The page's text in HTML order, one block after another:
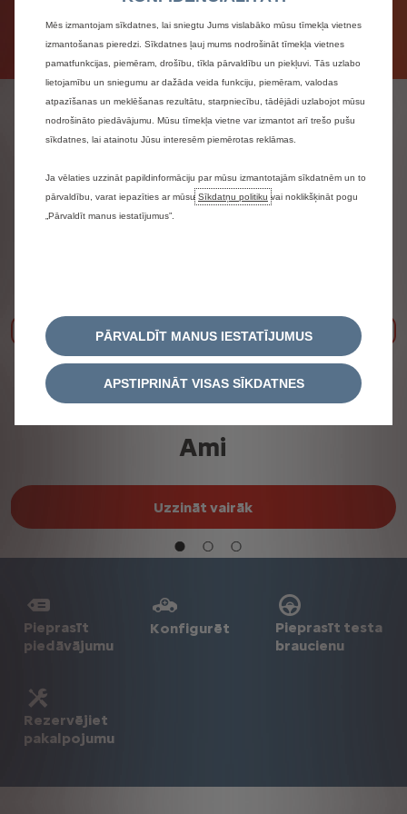
apliecības!
Citroën automobiļi
Iepriekšējais
Ami
Uzzināt vairāk
Pieprasīt
piedāvājumu
Konfigurēt
Pieprasīt testa
braucienu
Rezervējiet
pakalpojumu
Mēs izmantojam sīkdatnes, lai sniegtu Jums vislabāko mūsu tīmekļa vietnes
izmantošanas pieredzi. Sīkdatnes ļauj mums nodrošināt tīmekļa vietnes
pamatfunkcijas, piemēram, drošību, tīkla pārvaldību un piekļuvi. Tās uzlabo
lietojamību un sniegumu ar dažāda veida funkciju, piemēram, valodas
atpazīšanas un meklēšanas rezultātu, starpniecību, tādējādi uzlabojot mūsu
nodrošināto piedāvājumu. Mūsu tīmekļa vietne var izmantot arī trešo pušu
sīkdatnes, lai atainotu Jūsu interesēm piemērotas reklāmas.
Ja vēlaties uzzināt papildinformāciju par mūsu izmantotajām sīkdatnēm un to
pārvaldību, varat iepazīties ar mūsu Sīkdatņu politiku vai noklikšķināt pogu
„Pārvaldīt manus iestatījumus”.
PĀRVALDĪT MANUS IESTATĪJUMUS
APSTIPRINĀT VISAS SĪKDATNES